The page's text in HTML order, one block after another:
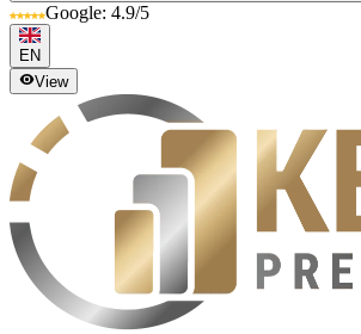
Google: 4.9/5
EN
View